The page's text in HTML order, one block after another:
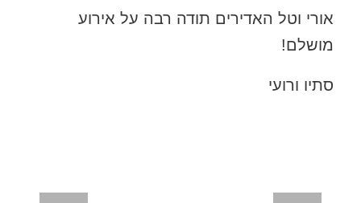
אורי וטל האדירים תודה רבה על אירוע
מושלם!
סתיו ורועי